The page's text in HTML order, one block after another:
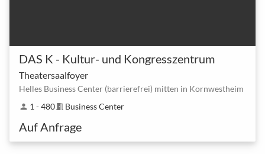
DAS K - Kultur- und Kongresszentrum
Theatersaalfoyer
Helles Business Center (barrierefrei) mitten in Kornwestheim
person 1 - 480meeting_room Business Center
Auf Anfrage